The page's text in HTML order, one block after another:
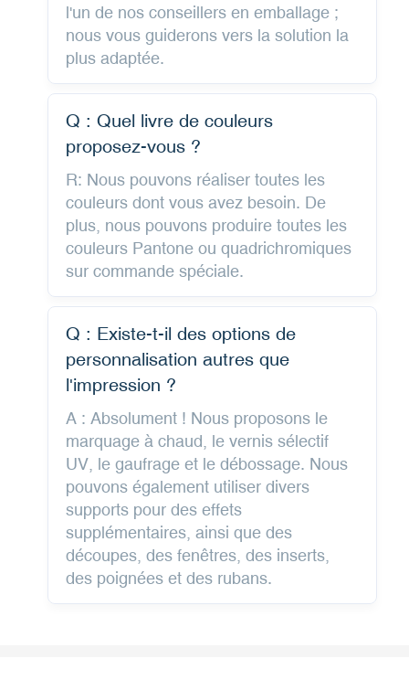
l'un de nos conseillers en emballage ;
nous vous guiderons vers la solution la
plus adaptée.
Q : Quel livre de couleurs
proposez-vous ?
R: Nous pouvons réaliser toutes les
couleurs dont vous avez besoin. De
plus, nous pouvons produire toutes les
couleurs Pantone ou quadrichromiques
sur commande spéciale.
Q : Existe-t-il des options de
personnalisation autres que
l'impression ?
A : Absolument ! Nous proposons le
marquage à chaud, le vernis sélectif
UV, le gaufrage et le débossage. Nous
pouvons également utiliser divers
supports pour des effets
supplémentaires, ainsi que des
découpes, des fenêtres, des inserts,
des poignées et des rubans.